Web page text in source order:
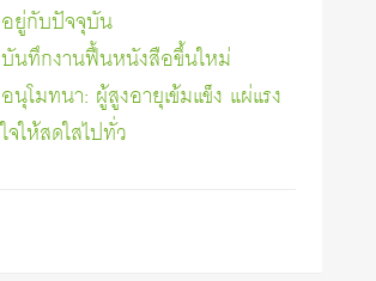
อยู่กับปัจจุบัน
บันทึกงานฟื้นหนังสือขึ้นใหม่
อนุโมทนา: ผู้สูงอายุเข้มแข็ง แผ่แรง
ใจให้สดใสไปทั่ว